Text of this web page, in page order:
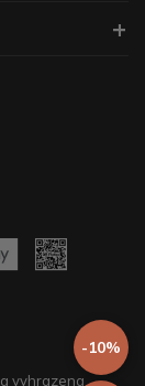
-10%
vyhrazena.